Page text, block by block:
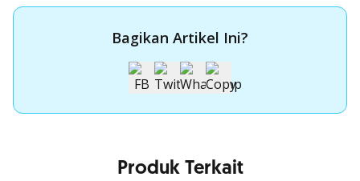
Bagikan Artikel Ini?
Produk Terkait